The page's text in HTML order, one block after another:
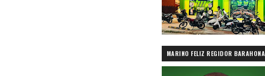
MARINO FELIZ REGIDOR BARAHONA